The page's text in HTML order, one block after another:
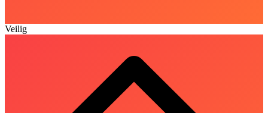
Veilig